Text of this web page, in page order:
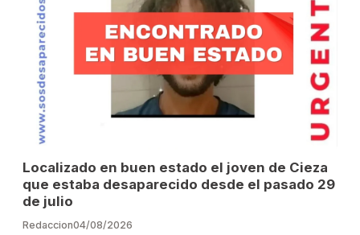
Localizado en buen estado el joven de Cieza
que estaba desaparecido desde el pasado 29
de julio
Redaccion04/08/2026